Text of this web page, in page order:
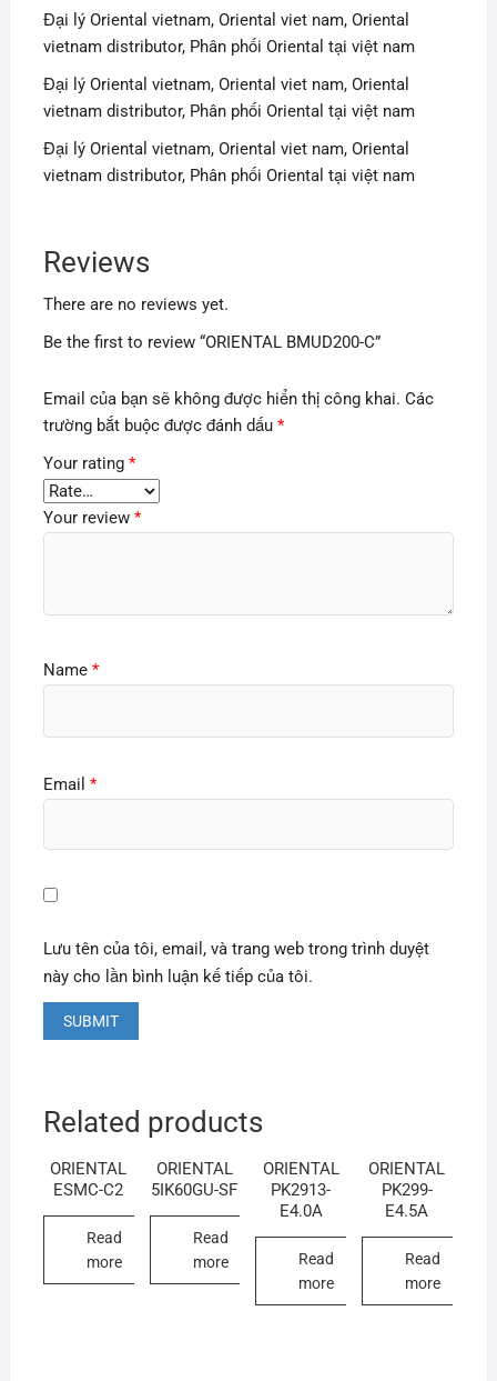
Đại lý Oriental vietnam, Oriental viet nam, Oriental
vietnam distributor, Phân phối Oriental tại việt nam
Đại lý Oriental vietnam, Oriental viet nam, Oriental
vietnam distributor, Phân phối Oriental tại việt nam
Đại lý Oriental vietnam, Oriental viet nam, Oriental
vietnam distributor, Phân phối Oriental tại việt nam
Reviews
There are no reviews yet.
Be the first to review “ORIENTAL BMUD200-C”
Email của bạn sẽ không được hiển thị công khai. Các
trường bắt buộc được đánh dấu *
Your rating *
Your review *
Name *
Email *
Lưu tên của tôi, email, và trang web trong trình duyệt
này cho lần bình luận kế tiếp của tôi.
Related products
ORIENTAL
ESMC-C2
Read
more
ORIENTAL
5IK60GU-SF
Read
more
ORIENTAL
PK2913-
E4.0A
Read
more
ORIENTAL
PK299-
E4.5A
Read
more